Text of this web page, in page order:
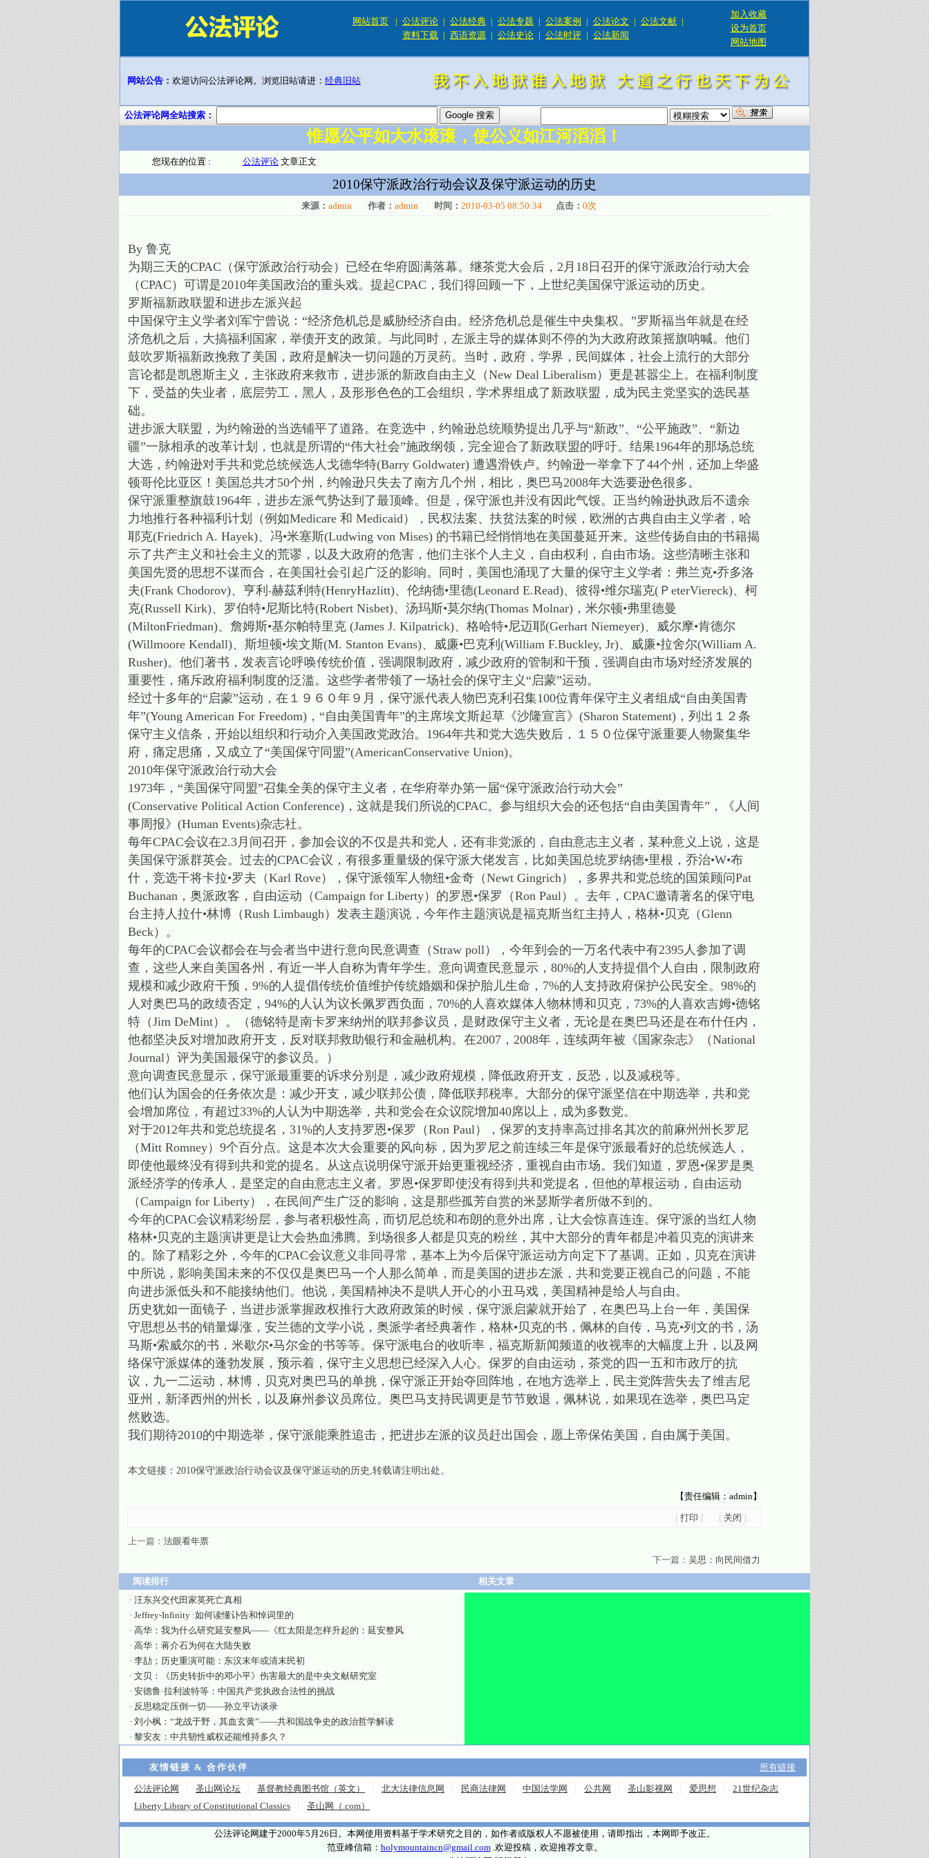
网站首页 | 公法评论 | 公法经典 | 公法专题 | 公法案例 | 公法论文 | 公法文献 |
资料下载 | 西语资源 | 公法史论 | 公法时评 | 公法新闻
加入收藏
设为首页
网站地图
网站公告： 欢迎访问公法评论网。浏览旧站请进： 经典旧站
公法评论网全站搜索：
惟愿公平如大水滚滚，使公义如江河滔滔！
您现在的位置 : 公法评论 文章正文
2010保守派政治行动会议及保守派运动的历史
来源： admin 作者： admin 时间： 2010-03-05 08:50:34 点击： 0次
By 鲁克
为期三天的CPAC（保守派政治行动会）已经在华府圆满落幕。继茶党大会后，2月18日召开的保守派政治行动大会
（CPAC）可谓是2010年美国政治的重头戏。提起CPAC，我们得回顾一下，上世纪美国保守派运动的历史。
罗斯福新政联盟和进步左派兴起
中国保守主义学者刘军宁曾说：“经济危机总是威胁经济自由。经济危机总是催生中央集权。”罗斯福当年就是在经
济危机之后，大搞福利国家，举债开支的政策。与此同时，左派主导的媒体则不停的为大政府政策摇旗呐喊。他们
鼓吹罗斯福新政挽救了美国，政府是解决一切问题的万灵药。当时，政府，学界，民间媒体，社会上流行的大部分
言论都是凯恩斯主义，主张政府来救市，进步派的新政自由主义（New Deal Liberalism）更是甚嚣尘上。在福利制度
下，受益的失业者，底层劳工，黑人，及形形色色的工会组织，学术界组成了新政联盟，成为民主党坚实的选民基
础。
进步派大联盟，为约翰逊的当选铺平了道路。在竞选中，约翰逊总统顺势提出几乎与“新政”、“公平施政”、“新边
疆”一脉相承的改革计划，也就是所谓的“伟大社会”施政纲领，完全迎合了新政联盟的呼吁。结果1964年的那场总统
大选，约翰逊对手共和党总统候选人戈德华特(Barry Goldwater) 遭遇滑铁卢。约翰逊一举拿下了44个州，还加上华盛
顿哥伦比亚区！美国总共才50个州，约翰逊只失去了南方几个州，相比，奥巴马2008年大选要逊色很多。
保守派重整旗鼓1964年，进步左派气势达到了最顶峰。但是，保守派也并没有因此气馁。正当约翰逊执政后不遗余
力地推行各种福利计划（例如Medicare 和 Medicaid），民权法案、扶贫法案的时候，欧洲的古典自由主义学者，哈
耶克(Friedrich A. Hayek)、冯•米塞斯(Ludwing von Mises) 的书籍已经悄悄地在美国蔓延开来。这些传扬自由的书籍揭
示了共产主义和社会主义的荒谬，以及大政府的危害，他们主张个人主义，自由权利，自由市场。这些清晰主张和
美国先贤的思想不谋而合，在美国社会引起广泛的影响。同时，美国也涌现了大量的保守主义学者：弗兰克•乔多洛
夫(Frank Chodorov)、亨利‧赫茲利特(HenryHazlitt)、伦纳德•里德(Leonard E.Read)、彼得•维尔瑞克(ＰeterViereck)、柯
克(Russell Kirk)、罗伯特•尼斯比特(Robert Nisbet)、汤玛斯•莫尔纳(Thomas Molnar)，米尔顿•弗里德曼
(MiltonFriedman)、詹姆斯•基尔帕特里克 (James J. Kilpatrick)、格哈特•尼迈耶(Gerhart Niemeyer)、威尔摩•肯德尔
(Willmoore Kendall)、斯坦顿•埃文斯(M. Stanton Evans)、威廉•巴克利(William F.Buckley, Jr)、威廉•拉舍尔(William A.
Rusher)。他们著书，发表言论呼唤传统价值，强调限制政府，减少政府的管制和干预，强调自由市场对经济发展的
重要性，痛斥政府福利制度的泛滥。这些学者带领了一场社会的保守主义“启蒙”运动。
经过十多年的“启蒙”运动，在１９６０年９月，保守派代表人物巴克利召集100位青年保守主义者组成“自由美国青
年”(Young American For Freedom)，“自由美国青年”的主席埃文斯起草《沙隆宣言》(Sharon Statement)，列出１２条
保守主义信条，开始以组织和行动介入美国政党政治。1964年共和党大选失败后，１５０位保守派重要人物聚集华
府，痛定思痛，又成立了“美国保守同盟”(AmericanConservative Union)。
2010年保守派政治行动大会
1973年，“美国保守同盟”召集全美的保守主义者，在华府举办第一届“保守派政治行动大会”
(Conservative Political Action Conference)，这就是我们所说的CPAC。参与组织大会的还包括“自由美国青年”，《人间
事周报》(Human Events)杂志社。
每年CPAC会议在2.3月间召开，参加会议的不仅是共和党人，还有非党派的，自由意志主义者，某种意义上说，这是
美国保守派群英会。过去的CPAC会议，有很多重量级的保守派大佬发言，比如美国总统罗纳德•里根，乔治•W•布
什，竞选干将卡拉•罗夫（Karl Rove），保守派领军人物纽•金奇（Newt Gingrich），多界共和党总统的国策顾问Pat
Buchanan，奥派政客，自由运动（Campaign for Liberty）的罗恩•保罗（Ron Paul）。去年，CPAC邀请著名的保守电
台主持人拉什•林博（Rush Limbaugh）发表主题演说，今年作主题演说是福克斯当红主持人，格林•贝克（Glenn
Beck）。
每年的CPAC会议都会在与会者当中进行意向民意调查（Straw poll），今年到会的一万名代表中有2395人参加了调
查，这些人来自美国各州，有近一半人自称为青年学生。意向调查民意显示，80%的人支持提倡个人自由，限制政府
规模和减少政府干预，9%的人提倡传统价值维护传统婚姻和保护胎儿生命，7%的人支持政府保护公民安全。98%的
人对奥巴马的政绩否定，94%的人认为议长佩罗西负面，70%的人喜欢媒体人物林博和贝克，73%的人喜欢吉姆•德铭
特（Jim DeMint）。（德铭特是南卡罗来纳州的联邦参议员，是财政保守主义者，无论是在奥巴马还是在布什任内，
他都坚决反对增加政府开支，反对联邦救助银行和金融机构。在2007，2008年，连续两年被《国家杂志》（National
Journal）评为美国最保守的参议员。）
意向调查民意显示，保守派最重要的诉求分别是，减少政府规模，降低政府开支，反恐，以及减税等。
他们认为国会的任务依次是：减少开支，减少联邦公债，降低联邦税率。大部分的保守派坚信在中期选举，共和党
会增加席位，有超过33%的人认为中期选举，共和党会在众议院增加40席以上，成为多数党。
对于2012年共和党总统提名，31%的人支持罗恩•保罗（Ron Paul），保罗的支持率高过排名其次的前麻州州长罗尼
（Mitt Romney）9个百分点。这是本次大会重要的风向标，因为罗尼之前连续三年是保守派最看好的总统候选人，
即使他最终没有得到共和党的提名。从这点说明保守派开始更重视经济，重视自由市场。我们知道，罗恩•保罗是奥
派经济学的传承人，是坚定的自由意志主义者。罗恩•保罗即使没有得到共和党提名，但他的草根运动，自由运动
（Campaign for Liberty），在民间产生广泛的影响，这是那些孤芳自赏的米瑟斯学者所做不到的。
今年的CPAC会议精彩纷层，参与者积极性高，而切尼总统和布朗的意外出席，让大会惊喜连连。保守派的当红人物
格林•贝克的主题演讲更是让大会热血沸腾。到场很多人都是贝克的粉丝，其中大部分的青年都是冲着贝克的演讲来
的。除了精彩之外，今年的CPAC会议意义非同寻常，基本上为今后保守派运动方向定下了基调。正如，贝克在演讲
中所说，影响美国未来的不仅仅是奥巴马一个人那么简单，而是美国的进步左派，共和党要正视自己的问题，不能
向进步派低头和不能接纳他们。他说，美国精神决不是哄人开心的小丑马戏，美国精神是给人与自由。
历史犹如一面镜子，当进步派掌握政权推行大政府政策的时候，保守派启蒙就开始了，在奥巴马上台一年，美国保
守思想丛书的销量爆涨，安兰德的文学小说，奥派学者经典著作，格林•贝克的书，佩林的自传，马克•列文的书，汤
马斯•索威尔的书，米歇尔•马尔金的书等等。保守派电台的收听率，福克斯新闻频道的收视率的大幅度上升，以及网
络保守派媒体的蓬勃发展，预示着，保守主义思想已经深入人心。保罗的自由运动，茶党的四一五和市政厅的抗
议，九一二运动，林博，贝克对奥巴马的单挑，保守派正开始夺回阵地，在地方选举上，民主党阵营失去了维吉尼
亚州，新泽西州的州长，以及麻州参议员席位。奥巴马支持民调更是节节败退，佩林说，如果现在选举，奥巴马定
然败选。
我们期待2010的中期选举，保守派能乘胜追击，把进步左派的议员赶出国会，愿上帝保佑美国，自由属于美国。
本文链接： 2010保守派政治行动会议及保守派运动的历史 ,转载请注明出处。
【责任编辑：admin】
[ 打印 ] [ 关闭 ]
上一篇： 法眼看年票
下一篇： 吴思：向民间借力
阅读排行
· 汪东兴交代田家英死亡真相
· Jeffrey-Infinity :如何读懂讣告和悼词里的
· 高华：我为什么研究延安整风——《红太阳是怎样升起的：延安整风
· 高华：蒋介石为何在大陆失败
· 李劼；历史重演可能：东汉末年或清末民初
· 文贝：《历史转折中的邓小平》伤害最大的是中央文献研究室
· 安德鲁·拉利波特等：中国共产党执政合法性的挑战
· 反思稳定压倒一切——孙立平访谈录
· 刘小枫：“龙战于野，其血玄黄”——共和国战争史的政治哲学解读
· 黎安友：中共韧性威权还能维持多久？
相关文章
友情链接 & 合作伙伴 所有链接 |
公法评论网 圣山网论坛 基督教经典图书馆（英文） 北大法律信息网 民商法律网 中国法学网 公共网 圣山影视网 爱思想
21世纪杂志
Liberty Library of Constitutional Classics
圣山网（.com）
公法评论网建于2000年5月26日。本网使用资料基于学术研究之目的，如作者或版权人不愿被使用，请即指出，本网即予改正。
范亚峰信箱： holymountaincn@gmail.com.欢迎投稿，欢迎推荐文章。